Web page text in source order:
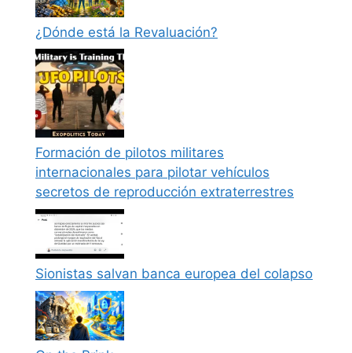
¿Dónde está la Revaluación?
Formación de pilotos militares
internacionales para pilotar vehículos
secretos de reproducción extraterrestres
Sionistas salvan banca europea del colapso